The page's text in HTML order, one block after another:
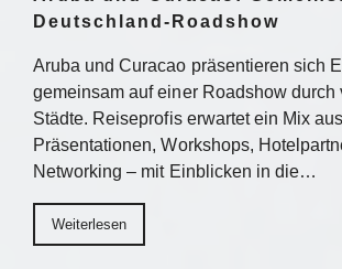
Deutschland-Roadshow
Aruba und Curacao präsentieren sich
gemeinsam auf einer Roadshow durch
Städte. Reiseprofis erwartet ein Mix aus
Präsentationen, Workshops,
Networking – mit Einblicken in die…
Weiterlesen